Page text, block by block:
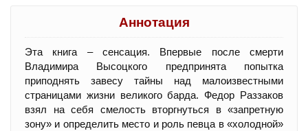
Аннотация
Эта книга – сенсация. Впервые после смерти
Владимира Высоцкого предпринята попытка
приподнять завесу тайны над малоизвестными
страницами жизни великого барда. Федор Раззаков
взял на себя смелость вторгнуться в «запретную
зону» и определить место и роль певца в «холодной»